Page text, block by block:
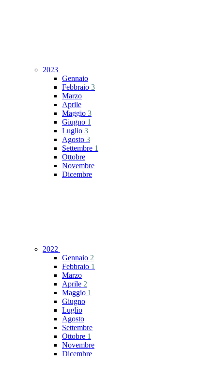
2023
Gennaio
Febbraio 3
Marzo
Aprile
Maggio 3
Giugno 1
Luglio 3
Agosto 3
Settembre 1
Ottobre
Novembre
Dicembre
2022
Gennaio 2
Febbraio 1
Marzo
Aprile 2
Maggio 1
Giugno
Luglio
Agosto
Settembre
Ottobre 1
Novembre
Dicembre